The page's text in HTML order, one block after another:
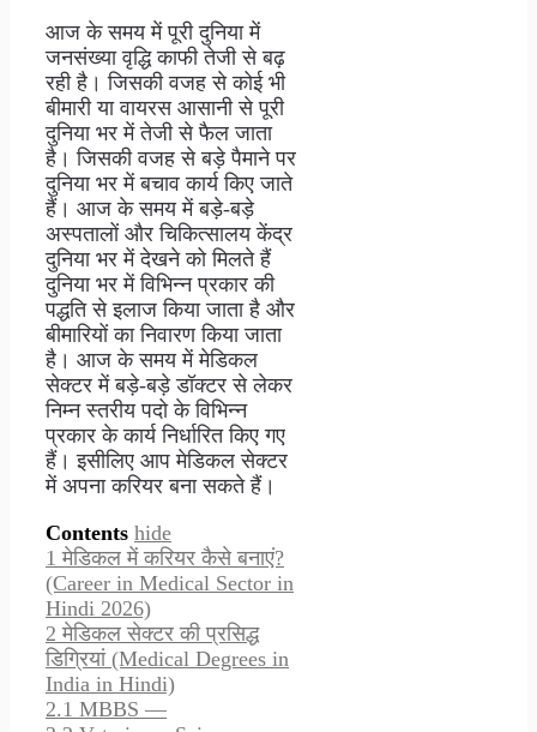
आज के समय में पूरी दुनिया में
जनसंख्या वृद्धि काफी तेजी से बढ़
रही है। जिसकी वजह से कोई भी
बीमारी या वायरस आसानी से पूरी
दुनिया भर में तेजी से फैल जाता
है। जिसकी वजह से बड़े पैमाने पर
दुनिया भर में बचाव कार्य किए जाते
हैं। आज के समय में बड़े-बड़े
अस्पतालों और चिकित्सालय केंद्र
दुनिया भर में देखने को मिलते हैं
दुनिया भर में विभिन्न प्रकार की
पद्धति से इलाज किया जाता है और
बीमारियों का निवारण किया जाता
है। आज के समय में मेडिकल
सेक्टर में बड़े-बड़े डॉक्टर से लेकर
निम्न स्तरीय पदो के विभिन्न
प्रकार के कार्य निर्धारित किए गए
हैं। इसीलिए आप मेडिकल सेक्टर
में अपना करियर बना सकते हैं।
Contents hide
1 मेडिकल में करियर कैसे बनाएं?
(Career in Medical Sector in
Hindi 2026)
2 मेडिकल सेक्टर की प्रसिद्ध
डिग्रियां (Medical Degrees in
India in Hindi)
2.1 MBBS —